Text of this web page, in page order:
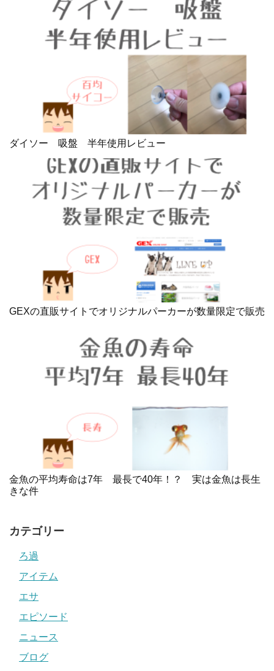
ダイソー 吸盤 半年使用レビュー
GEXの直販サイトでオリジナルパーカーが数量限定で販売
金魚の平均寿命は7年 最長で40年！？ 実は金魚は長生
きな件
カテゴリー
ろ過
アイテム
エサ
エピソード
ニュース
ブログ